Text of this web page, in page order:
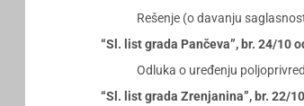
Rešenje (o davanju
“Sl. list grada Pančeva”, br. 24/10
Odluka o uređenju
“Sl. list grada Zrenjanina”, br. 22/